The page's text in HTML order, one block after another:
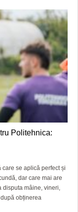
Politehnica:
se aplică perfect și
dar care mai are
disputa mâine, vineri,
obținerea